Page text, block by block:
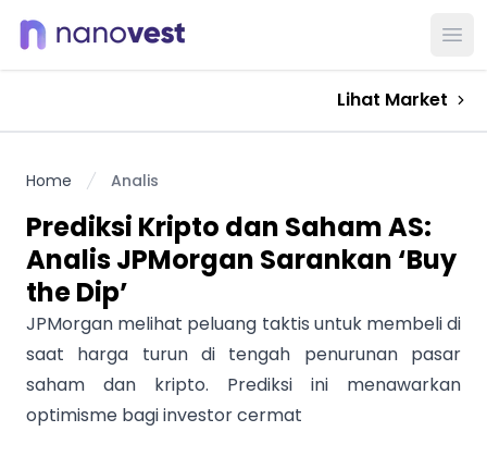
Lihat Market
Home Analis
Prediksi Kripto dan Saham AS:
Analis JPMorgan Sarankan ‘Buy
the Dip’
JPMorgan melihat peluang taktis untuk membeli di
saat harga turun di tengah penurunan pasar
saham dan kripto. Prediksi ini menawarkan
optimisme bagi investor cermat